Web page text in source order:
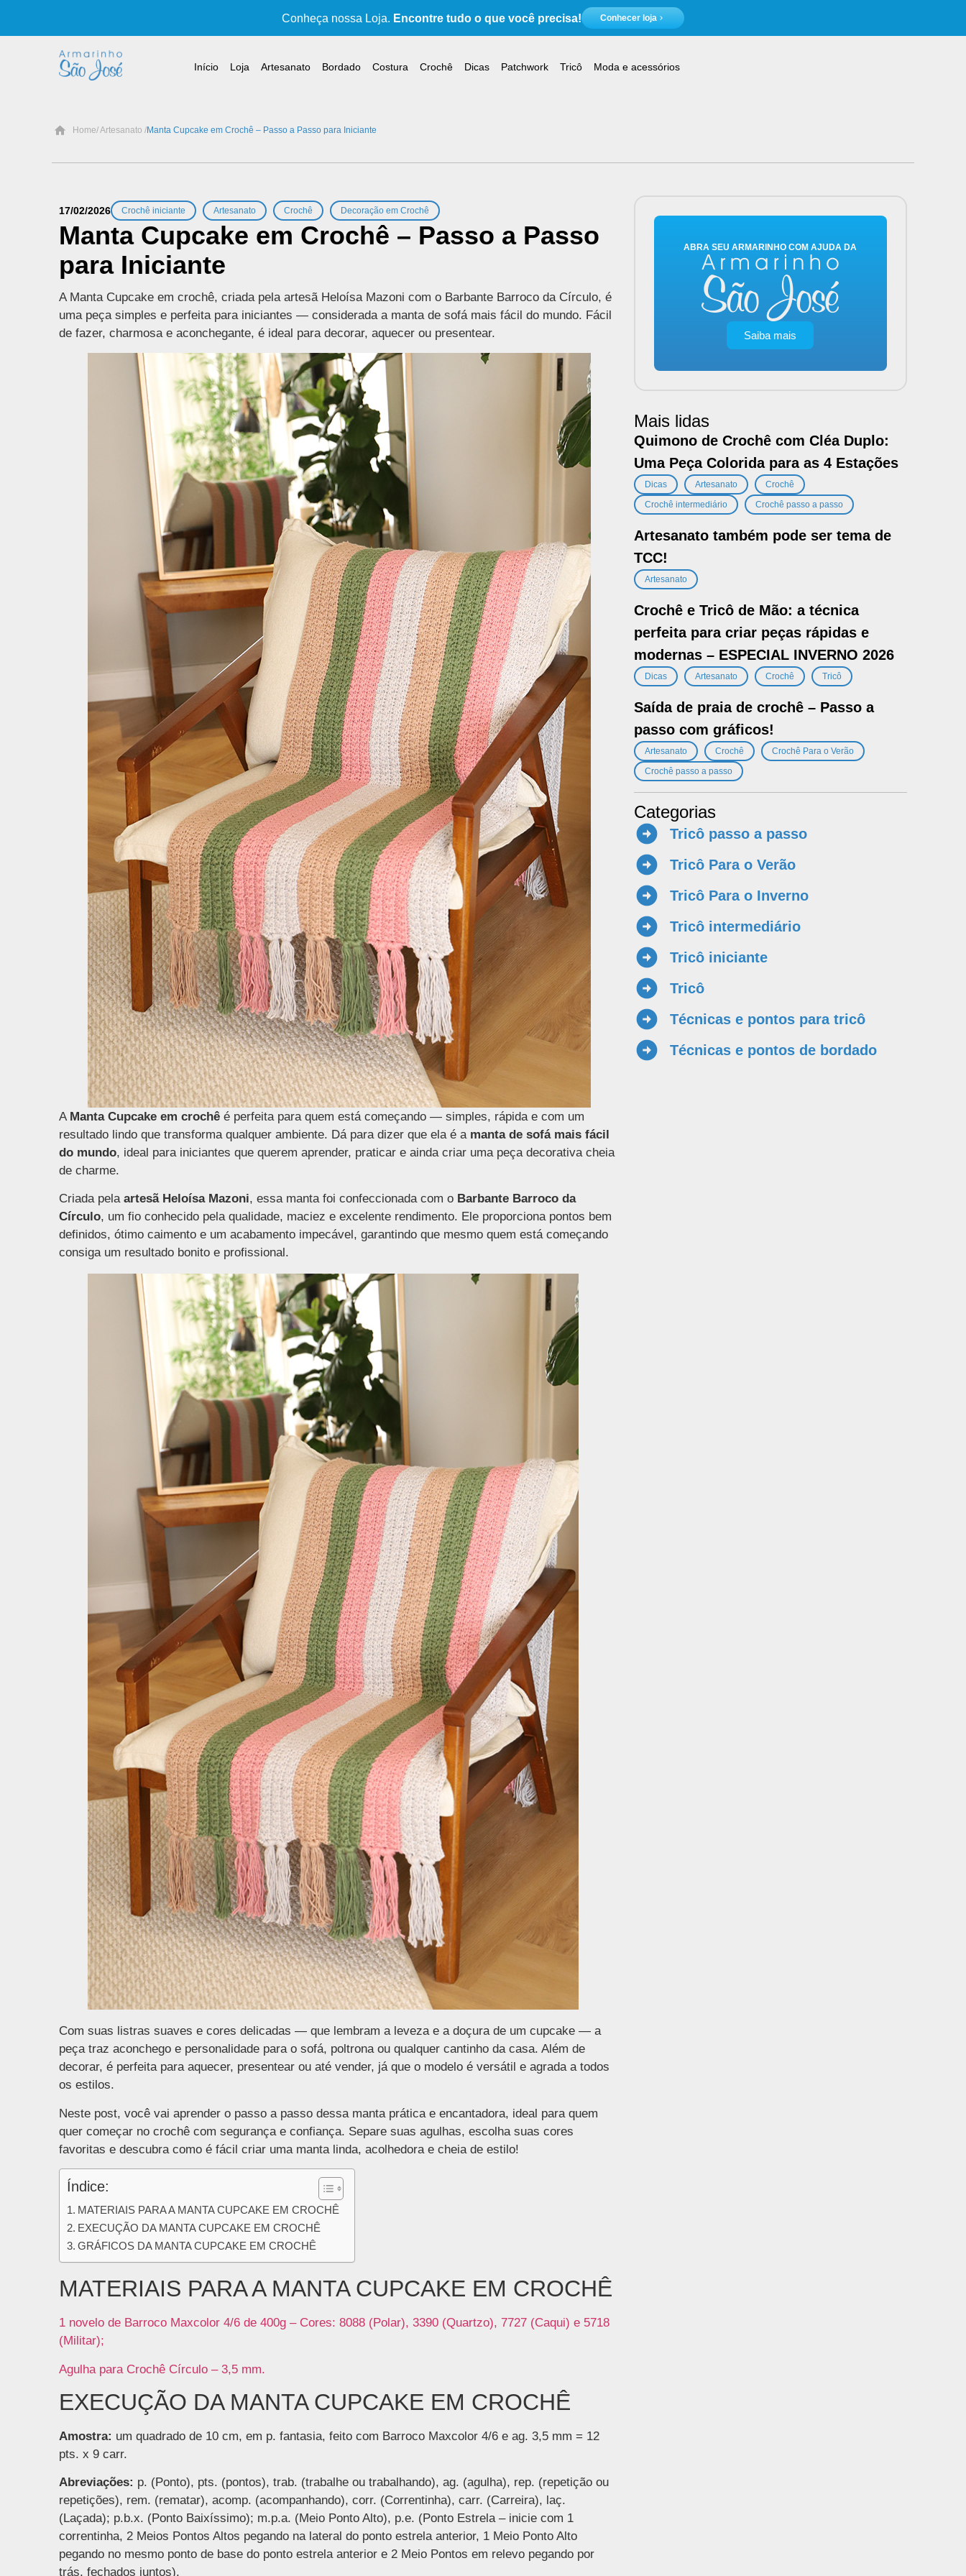
Conheça nossa Loja. Encontre tudo o que você precisa! Conhecer loja
Início Loja Artesanato Bordado Costura Crochê Dicas Patchwork Tricô Moda e acessórios
Home/ Artesanato /Manta Cupcake em Crochê – Passo a Passo para Iniciante
ABRA SEU ARMARINHO COM AJUDA DA
Saiba mais
Mais lidas
Quimono de Crochê com Cléa Duplo:
Uma Peça Colorida para as 4 Estações
Dicas , Artesanato , Crochê ,
Crochê intermediário , Crochê passo a passo
Artesanato também pode ser tema de
TCC!
Artesanato
Crochê e Tricô de Mão: a técnica
perfeita para criar peças rápidas e
modernas – ESPECIAL INVERNO 2026
Dicas , Artesanato , Crochê , Tricô
Saída de praia de crochê – Passo a
passo com gráficos!
Artesanato , Crochê , Crochê Para o Verão ,
Crochê passo a passo
Categorias
Tricô passo a passo
Tricô Para o Verão
Tricô Para o Inverno
Tricô intermediário
Tricô iniciante
Tricô
Técnicas e pontos para tricô
Técnicas e pontos de bordado
17/02/2026 Crochê iniciante Artesanato Crochê Decoração em Crochê
Manta Cupcake em Crochê – Passo a Passo
para Iniciante
A Manta Cupcake em crochê, criada pela artesã Heloísa Mazoni com o Barbante Barroco da Círculo, é
uma peça simples e perfeita para iniciantes — considerada a manta de sofá mais fácil do mundo. Fácil
de fazer, charmosa e aconchegante, é ideal para decorar, aquecer ou presentear.
A Manta Cupcake em crochê é perfeita para quem está começando — simples, rápida e com um
resultado lindo que transforma qualquer ambiente. Dá para dizer que ela é a manta de sofá mais fácil
do mundo, ideal para iniciantes que querem aprender, praticar e ainda criar uma peça decorativa cheia
de charme.
Criada pela artesã Heloísa Mazoni, essa manta foi confeccionada com o Barbante Barroco da
Círculo, um fio conhecido pela qualidade, maciez e excelente rendimento. Ele proporciona pontos bem
definidos, ótimo caimento e um acabamento impecável, garantindo que mesmo quem está começando
consiga um resultado bonito e profissional.
Com suas listras suaves e cores delicadas — que lembram a leveza e a doçura de um cupcake — a
peça traz aconchego e personalidade para o sofá, poltrona ou qualquer cantinho da casa. Além de
decorar, é perfeita para aquecer, presentear ou até vender, já que o modelo é versátil e agrada a todos
os estilos.
Neste post, você vai aprender o passo a passo dessa manta prática e encantadora, ideal para quem
quer começar no crochê com segurança e confiança. Separe suas agulhas, escolha suas cores
favoritas e descubra como é fácil criar uma manta linda, acolhedora e cheia de estilo!
Índice:
MATERIAIS PARA A MANTA CUPCAKE EM CROCHÊ
EXECUÇÃO DA MANTA CUPCAKE EM CROCHÊ
GRÁFICOS DA MANTA CUPCAKE EM CROCHÊ
MATERIAIS PARA A MANTA CUPCAKE EM CROCHÊ
1 novelo de Barroco Maxcolor 4/6 de 400g – Cores: 8088 (Polar), 3390 (Quartzo), 7727 (Caqui) e 5718
(Militar);
Agulha para Crochê Círculo – 3,5 mm.
EXECUÇÃO DA MANTA CUPCAKE EM CROCHÊ
Amostra: um quadrado de 10 cm, em p. fantasia, feito com Barroco Maxcolor 4/6 e ag. 3,5 mm = 12
pts. x 9 carr.
Abreviações: p. (Ponto), pts. (pontos), trab. (trabalhe ou trabalhando), ag. (agulha), rep. (repetição ou
repetições), rem. (rematar), acomp. (acompanhando), corr. (Correntinha), carr. (Carreira), laç.
(Laçada); p.b.x. (Ponto Baixíssimo); m.p.a. (Meio Ponto Alto), p.e. (Ponto Estrela – inicie com 1
correntinha, 2 Meios Pontos Altos pegando na lateral do ponto estrela anterior, 1 Meio Ponto Alto
pegando no mesmo ponto de base do ponto estrela anterior e 2 Meio Pontos em relevo pegando por
trás, fechados juntos).